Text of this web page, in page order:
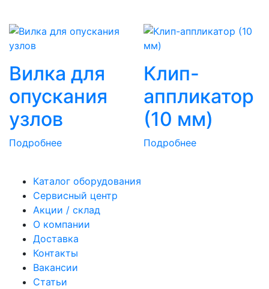
Вилка для
опускания
узлов
Подробнее
Клип-
аппликатор
(10 мм)
Подробнее
Каталог оборудования
Сервисный центр
Акции / склад
О компании
Доставка
Контакты
Вакансии
Статьи